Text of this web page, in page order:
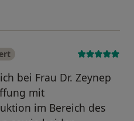
bei Frau Dr. Zeynep
mit
im Bereich des